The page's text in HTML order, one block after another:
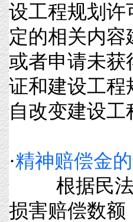
设工程规划许
定的相关内
或者申请未获
证和建设工程
自改变建设
·精神赔偿金
根据民法通
损害赔偿数额